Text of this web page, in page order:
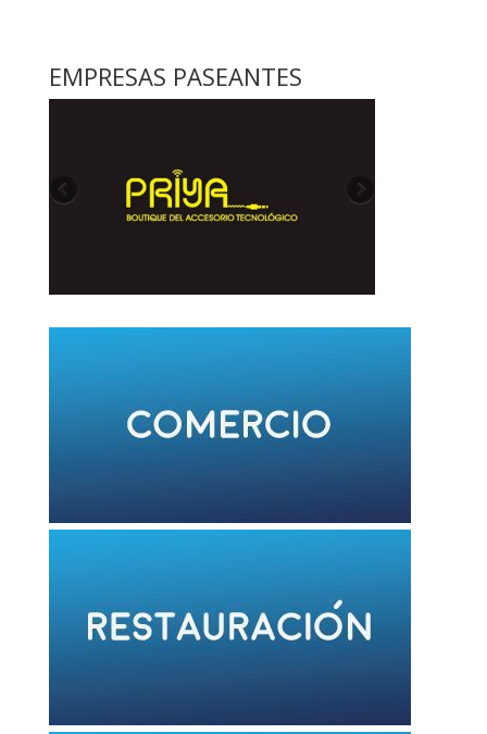
EMPRESAS PASEANTES